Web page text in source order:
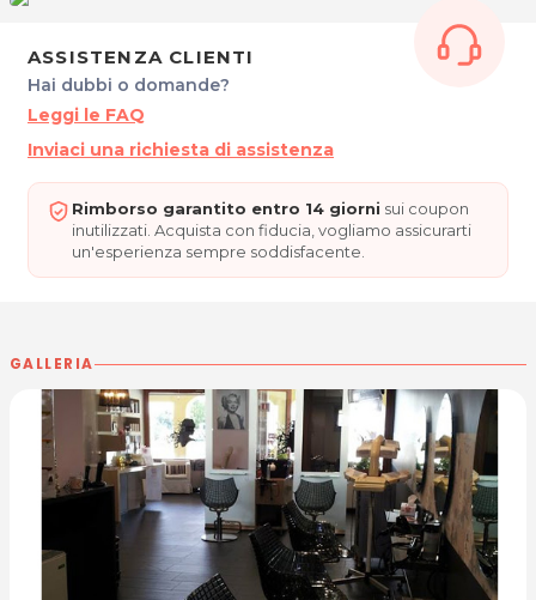
Per ulteriori informazioni sull'offerta o sulle modalità di
acquisto scrivi a posta@espevia.it
ASSISTENZA CLIENTI
Hai dubbi o domande?
Leggi le FAQ
Inviaci una richiesta di assistenza
Rimborso garantito entro 14 giorni sui coupon
inutilizzati. Acquista con fiducia, vogliamo assicurarti
un'esperienza sempre soddisfacente.
GALLERIA